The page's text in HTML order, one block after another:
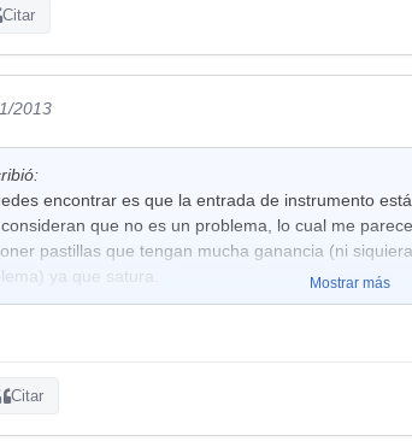
Citar
2013
encontrar es que la entrada de instrumento
que no es un problema, lo cual me
pastillas que tengan mucha ganancia (ni
ya que satura.
Mostrar más
Citar